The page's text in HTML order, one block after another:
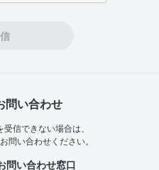
問い合わせ
信できない場合は、
問い合わせください。
問い合わせ窓口